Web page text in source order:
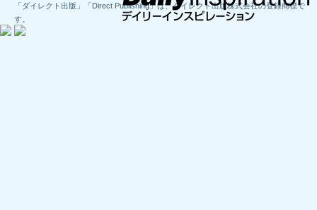
「ダイレクト出版」「Direct Publishing」は、ダイレクト出版株式会社の登録商標で
す。